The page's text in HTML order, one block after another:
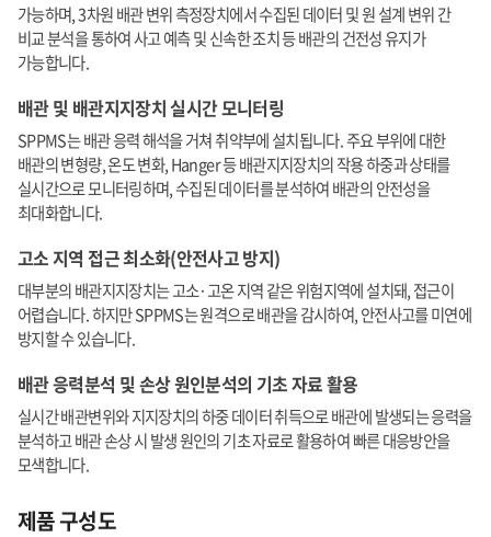
가능하며, 3차원 배관 변위 측정장치에서 수집된 데이터 및 원 설계 변위 간
비교 분석을 통하여 사고 예측 및 신속한 조치 등 배관의 건전성 유지가
가능합니다.
배관 및 배관지지장치 실시간 모니터링
SPPMS는 배관 응력 해석을 거쳐 취약부에 설치됩니다. 주요 부위에 대한
배관의 변형량, 온도 변화, Hanger 등 배관지지장치의 작용 하중과 상태를
실시간으로 모니터링하며, 수집된 데이터를 분석하여 배관의 안전성을
최대화합니다.
고소 지역 접근 최소화(안전사고 방지)
대부분의 배관지지장치는 고소·고온 지역 같은 위험지역에 설치돼, 접근이
어렵습니다. 하지만 SPPMS는 원격으로 배관을 감시하여, 안전사고를 미연에
방지할 수 있습니다.
배관 응력분석 및 손상 원인분석의 기초 자료 활용
실시간 배관변위와 지지장치의 하중 데이터 취득으로 배관에 발생되는 응력을
분석하고 배관 손상 시 발생 원인의 기초 자료로 활용하여 빠른 대응방안을
모색합니다.
제품 구성도